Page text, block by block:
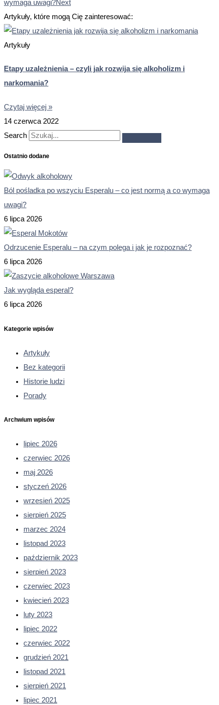
wymaga uwagi?Next
Artykuły, które mogą Cię zainteresować:
Artykuły
Etapy uzależnienia – czyli jak rozwija się alkoholizm i
narkomania?
Czytaj więcej »
14 czerwca 2022
Search
Ostatnio dodane
Ból pośladka po wszyciu Esperalu – co jest normą a co wymaga
uwagi?
6 lipca 2026
Odrzucenie Esperalu – na czym polega i jak je rozpoznać?
6 lipca 2026
Jak wygląda esperal?
6 lipca 2026
Kategorie wpisów
Artykuły
Bez kategorii
Historie ludzi
Porady
Archwium wpisów
lipiec 2026
czerwiec 2026
maj 2026
styczeń 2026
wrzesień 2025
sierpień 2025
marzec 2024
listopad 2023
październik 2023
sierpień 2023
czerwiec 2023
kwiecień 2023
luty 2023
lipiec 2022
czerwiec 2022
grudzień 2021
listopad 2021
sierpień 2021
lipiec 2021